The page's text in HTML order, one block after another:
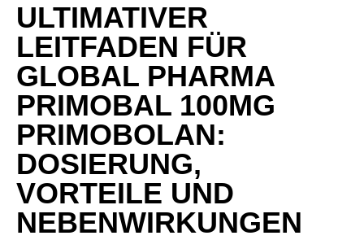
ULTIMATIVER
LEITFADEN FÜR
GLOBAL PHARMA
PRIMOBAL 100MG
PRIMOBOLAN:
DOSIERUNG,
VORTEILE UND
NEBENWIRKUNGEN